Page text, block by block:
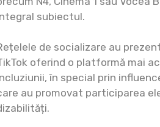
subiectul.
de socializare au
oferind o platformă mai
în special prin
au promovat participarea